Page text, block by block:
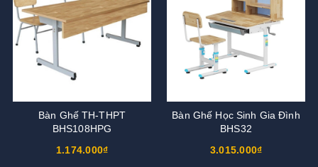
Bàn Ghế TH-THPT
BHS108HPG
1.174.000₫
Bàn Ghế Học Sinh Gia Đình
BHS32
3.015.000₫